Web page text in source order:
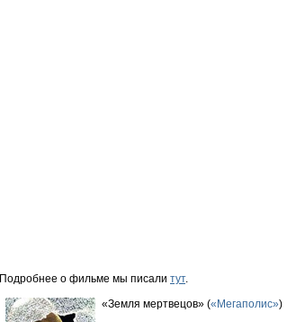
Подробнее о фильме мы писали тут.
«Земля мертвецов» («Мегаполис»)